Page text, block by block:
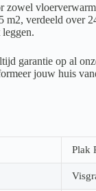
zowel
m2, verdeeld over
garantie op al
jouw huis
Plak